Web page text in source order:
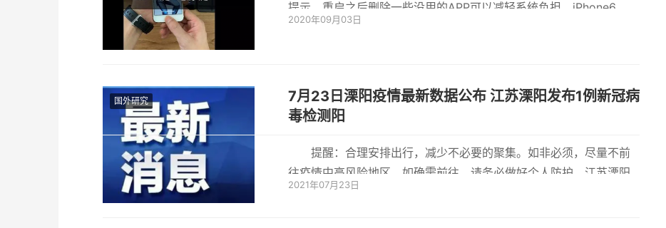
提示，重启之后删除一些没用的APP可以减轻系统负担。iPhone6，
6s系列：同时按
2020年09月03日
国外研究
7月23日溧阳疫情最新数据公布 江苏溧阳发布1例新冠病
毒检测阳
提醒：合理安排出行，减少不必要的聚集。如非必须，尽量不前
往疫情中高风险地区。如确需前往，请务必做好个人防护。江苏溧阳
新型冠状病...
2021年07月23日